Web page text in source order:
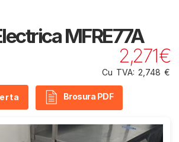
MFRE77A
2,271€
Cu TVA: 2,748 €
Brosura PDF